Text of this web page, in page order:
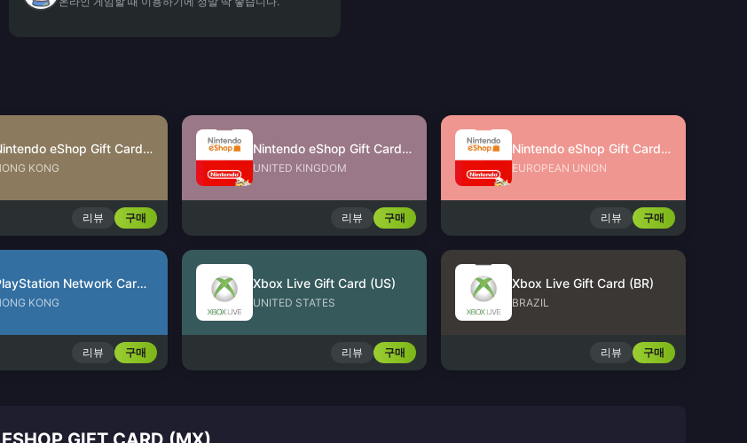
Nintendo eShop Gift Card (HK)
KONG
리뷰 구매
Nintendo eShop Gift Card (UK)
UNITED KINGDOM
리뷰 구매
Nintendo eShop Gift Card (EU)
EUROPEAN UNION
리뷰 구매
PlayStation Network Card (HK)
KONG
리뷰 구매
Xbox Live Gift Card (US)
UNITED STATES
리뷰 구매
Xbox Live Gift Card (BR)
BRAZIL
리뷰 구매